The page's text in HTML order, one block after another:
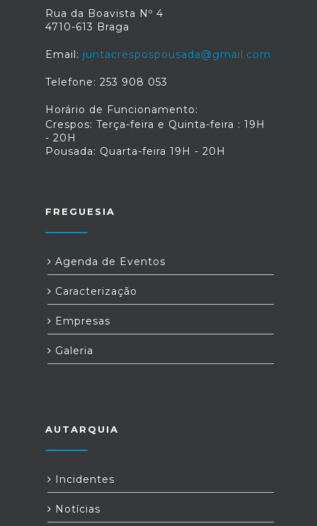
Rua da Boavista Nº 4
4710-613 Braga
Email: juntacrespospousada@gmail.com
Telefone: 253 908 053
Horário de Funcionamento:
Crespos: Terça-feira e Quinta-feira : 19H
- 20H
Pousada: Quarta-feira 19H - 20H
FREGUESIA
Agenda de Eventos
Caracterização
Empresas
Galeria
AUTARQUIA
Incidentes
Notícias